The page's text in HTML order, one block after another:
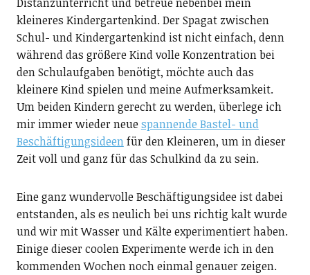
kleineres Kindergartenkind. Der Spagat zwischen
Schul- und Kindergartenkind ist nicht einfach, denn
während das größere Kind volle Konzentration bei
den Schulaufgaben benötigt, möchte auch das
kleinere Kind spielen und meine Aufmerksamkeit.
Um beiden Kindern gerecht zu werden, überlege ich
mir immer wieder neuespannende Bastel- und
Beschäftigungsideenfür den Kleineren, um in dieser
Zeit voll und ganz für das Schulkind da zu sein.
Eine ganz wundervolle Beschäftigungsidee ist dabei
entstanden, als es neulich bei uns richtig kalt wurde
und wir mit Wasser und Kälte experimentiert haben.
Einige dieser coolen Experimente werde ich in den
kommenden Wochen noch einmal genauer zeigen.